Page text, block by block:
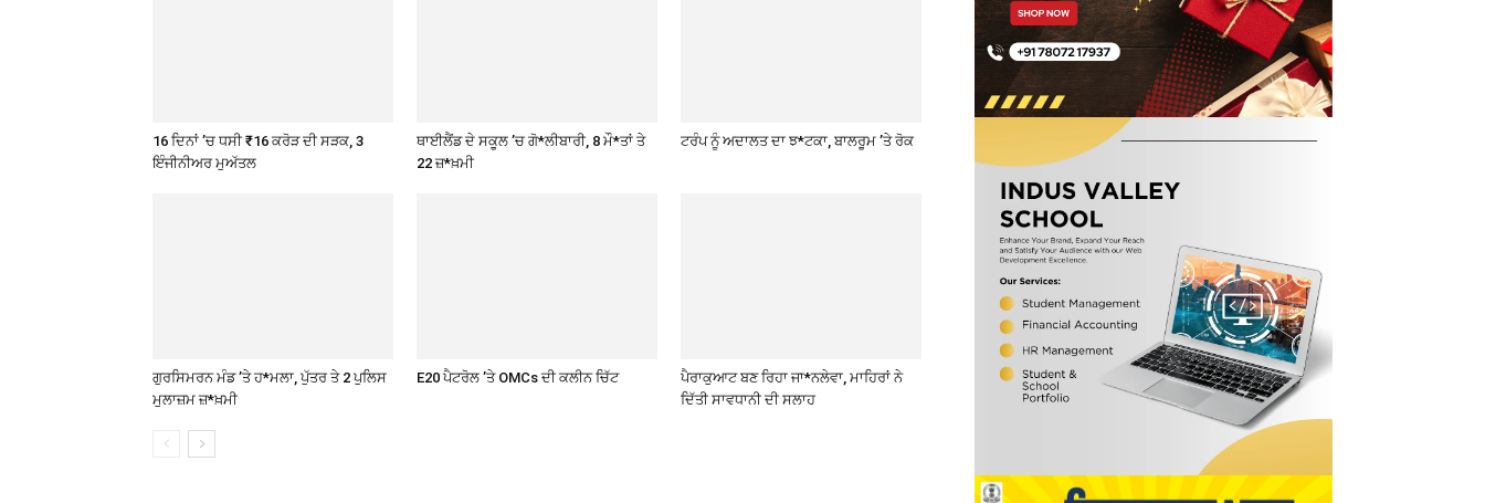
16 ਦਿਨਾਂ ’ਚ ਧਸੀ ₹16 ਕਰੋੜ ਦੀ ਸੜਕ, 3
ਇੰਜੀਨੀਅਰ ਮੁਅੱਤਲ
ਥਾਈਲੈਂਡ ਦੇ ਸਕੂਲ ’ਚ ਗੋ*ਲੀਬਾਰੀ, 8 ਮੌ*ਤਾਂ ਤੇ
22 ਜ਼*ਖ਼ਮੀ
ਟਰੰਪ ਨੂੰ ਅਦਾਲਤ ਦਾ ਝ*ਟਕਾ, ਬਾਲਰੂਮ ’ਤੇ ਰੋਕ
ਗੁਰਸਿਮਰਨ ਮੰਡ ’ਤੇ ਹ*ਮਲਾ, ਪੁੱਤਰ ਤੇ 2 ਪੁਲਿਸ
ਮੁਲਾਜ਼ਮ ਜ਼*ਖ਼ਮੀ
E20 ਪੈਟਰੋਲ ’ਤੇ OMCs ਦੀ ਕਲੀਨ ਚਿੱਟ
ਪੈਰਾਕੁਆਟ ਬਣ ਰਿਹਾ ਜਾ*ਨਲੇਵਾ, ਮਾਹਿਰਾਂ ਨੇ
ਦਿੱਤੀ ਸਾਵਧਾਨੀ ਦੀ ਸਲਾਹ